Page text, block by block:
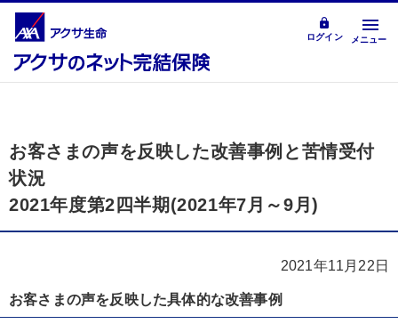
ログイン メニュー
お客さまの声を反映した改善事例と苦情受付
状況
2021年度第2四半期(2021年7月～9月)
2021年11月22日
お客さまの声を反映した具体的な改善事例